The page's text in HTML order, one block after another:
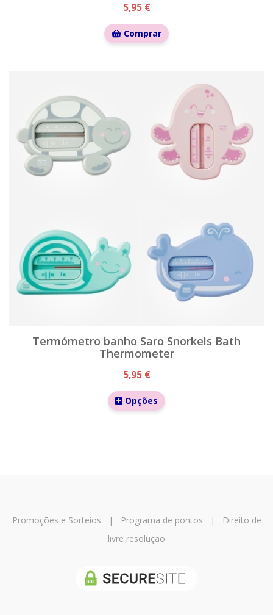
5,95 €
Comprar
Termómetro banho Saro Snorkels Bath
Thermometer
5,95 €
Opções
Promoções e Sorteios | Programa de pontos |
Direito de
livre resolução